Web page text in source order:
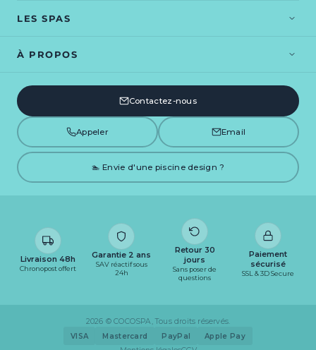
LES SPAS
Spa Helsinki
À PROPOS
Bien choisir
CGV
Mentions légales
Contactez-nous
Appeler Email
🏊 Envie d'une piscine design ?
Livraison 48h
Chronopost offert
Garantie 2 ans
SAV réactif sous
24h
Retour 30
jours
Sans poser de
questions
Paiement
sécurisé
SSL & 3D Secure
2026 © COCOSPA, Tous droits réservés.
VISA
Mastercard PayPal
Apple Pay